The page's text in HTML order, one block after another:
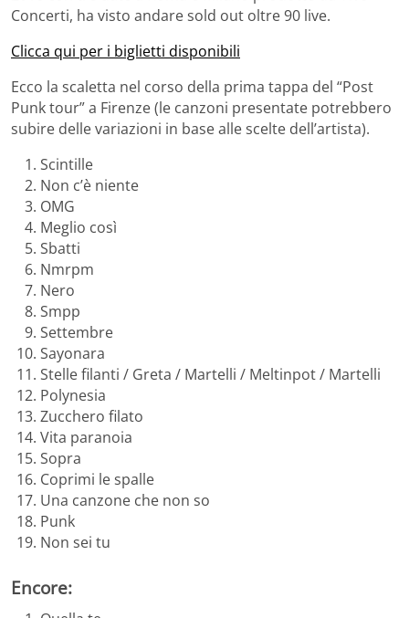
Concerti, ha visto andare sold out oltre 90 live.
Clicca qui per i biglietti disponibili
Ecco la scaletta nel corso della prima tappa del “Post
Punk tour” a Firenze (le canzoni presentate potrebbero
subire delle variazioni in base alle scelte dell’artista).
Scintille
Non c’è niente
OMG
Meglio così
Sbatti
Nmrpm
Nero
Smpp
Settembre
Sayonara
Stelle filanti / Greta / Martelli / Meltinpot / Martelli
Polynesia
Zucchero filato
Vita paranoia
Sopra
Coprimi le spalle
Una canzone che non so
Punk
Non sei tu
Encore: